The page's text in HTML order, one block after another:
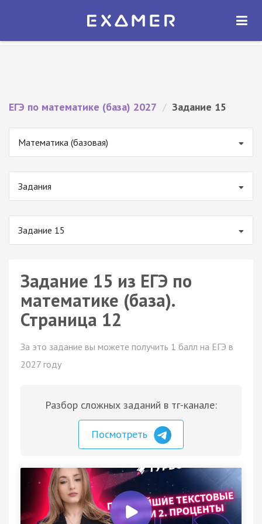
Экзамер — ЕГЭ 2027
ОТКРЫТЬ
ЕГЭ по математике (база) 2027 / Задание 15
Математика (базовая)
Задания
Задание 15
Задание 15 из ЕГЭ по
математике (база).
Страница 12
За это задание вы можете получить 1 балл на ЕГЭ в
2027 году
Разбор сложных заданий в тг-канале:
Посмотреть